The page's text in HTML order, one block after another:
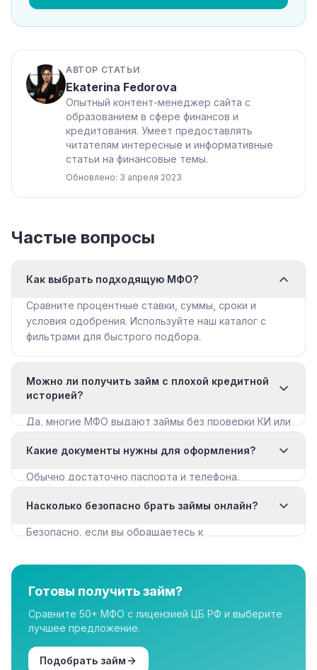
АВТОР СТАТЬИ
Ekaterina Fedorova
Опытный контент-менеджер сайта с
образованием в сфере финансов и
кредитования. Умеет предоставлять
читателям интересные и информативные
статьи на финансовые темы.
Обновлено: 3 апреля 2023
Частые вопросы
Как выбрать подходящую МФО?
Сравните процентные ставки, суммы, сроки и
условия одобрения. Используйте наш каталог с
фильтрами для быстрого подбора.
Можно ли получить займ с плохой кредитной
историей?
Да, многие МФО выдают займы без проверки КИ или
с плохой КИ».
Какие документы нужны для оформления?
Обычно достаточно паспорта и телефона.
документы для крупных сумм.
Насколько безопасно брать займы онлайн?
Безопасно, если вы обращаетесь к
организации в нашем каталоге имеют лицензию.
Готовы получить займ?
Сравните 50+ МФО с лицензией ЦБ РФ и выберите
лучшее предложение.
Подобрать займ